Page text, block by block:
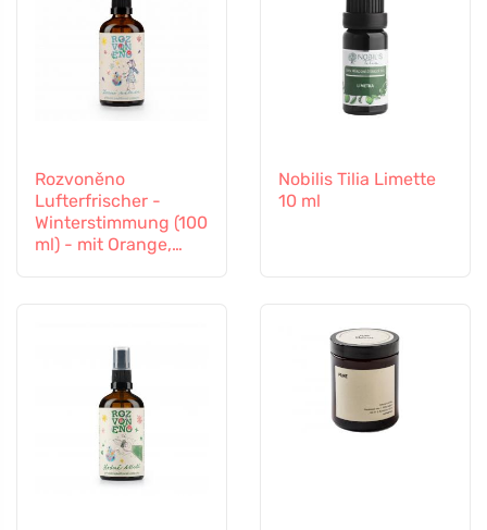
Rozvoněno
Lufterfrischer -
Winterstimmung (100
ml) - mit Orange,
Nobilis Tilia Limette
10 ml